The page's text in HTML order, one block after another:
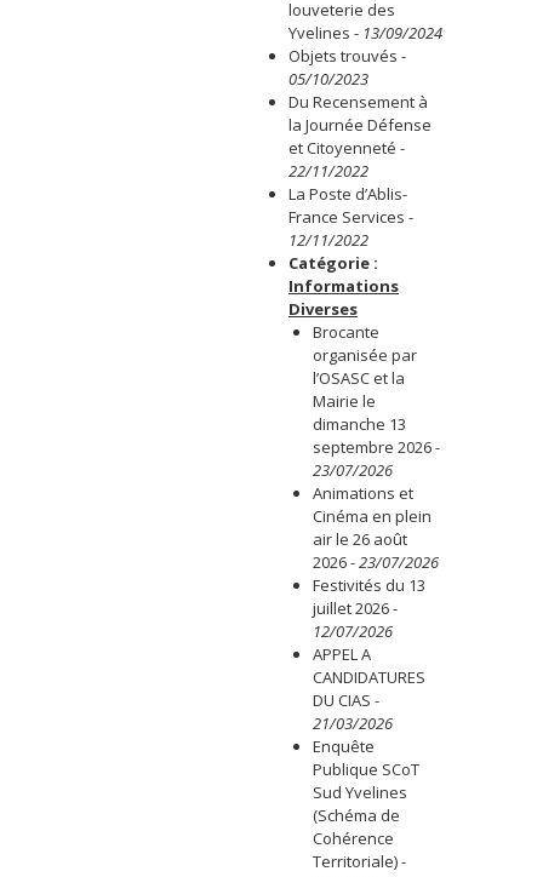
louveterie des
Yvelines - 13/09/2024
Objets trouvés -
05/10/2023
Du Recensement à
la Journée Défense
et Citoyenneté -
22/11/2022
La Poste d’Ablis-
France Services -
12/11/2022
Catégorie :
Informations
Diverses
Brocante
organisée par
l’OSASC et la
Mairie le
dimanche 13
septembre 2026-
23/07/2026
Animations et
Cinéma en plein
air le 26 août
2026-23/07/2026
Festivités du 13
juillet 2026-
12/07/2026
APPEL A
CANDIDATURES
DU CIAS -
21/03/2026
Enquête
Publique SCoT
Sud Yvelines
(Schéma de
Cohérence
Territoriale)-